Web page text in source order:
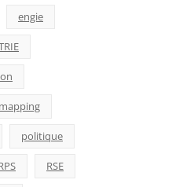
engie
politique
RSE